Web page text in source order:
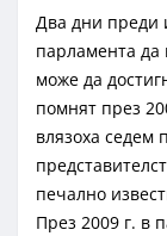
Два дни преди
парламента да
може да
помнят през
влязоха седем
печално
През 2009 г. в